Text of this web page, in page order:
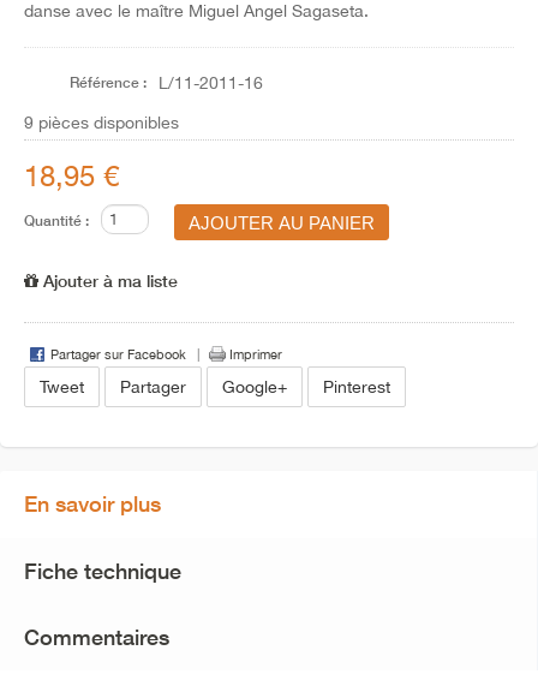
danse avec le maître Miguel Angel Sagaseta.
Référence : L/11-2011-16
9 pièces disponibles
18,95 €
Quantité :
Ajouter à ma liste
Partager sur Facebook Imprimer
Tweet Partager Google+ Pinterest
En savoir plus
Fiche technique
Commentaires